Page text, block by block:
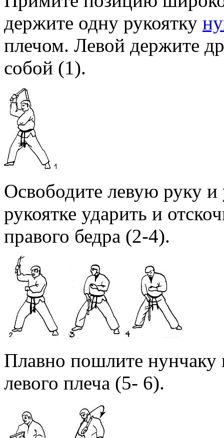
держите одну рукоятку
плечом. Левой держите
собой (1).
Освободите левую руку и
рукоятке ударить и
правого бедра (2-4).
Плавно пошлите нунчаку
левого плеча (5- 6).